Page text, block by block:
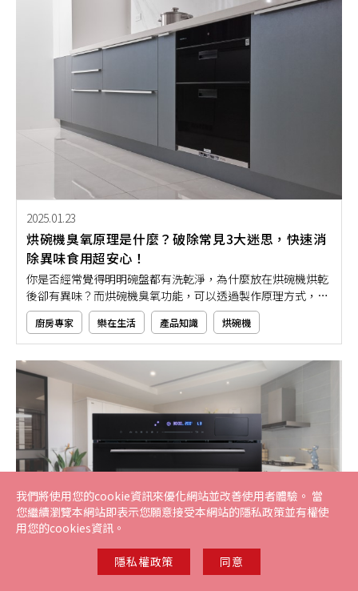
2025.01.23
烘碗機臭氧原理是什麼？破除常見3大迷思，快速消
除異味食用超安心！
你是否經常覺得明明碗盤都有洗乾淨，為什麼放在烘碗機烘乾
後卻有異味？而烘碗機臭氧功能，可以透過製作原理方式，幫
你輕鬆解決這個惱人的問題！然而，主打擁有殺菌除臭功能的
臭氧烘碗機，卻常常被拿來與紫外線烘碗機比較，甚至會有奇
怪的迷思流言被流傳。今天，就讓我們來解析烘碗機臭氧原
理，讓你清楚了解臭氧殺菌除異味功能有多好！
廚房專家 樂在生活 產品知識 烘碗機
我們將使用您的cookie資訊來優化網站並改善使用者體驗。 當
您繼續瀏覽本網站即表示您願意接受本網站的隱私政策並有權使
用您的cookies資訊。
隱私權政策 同意